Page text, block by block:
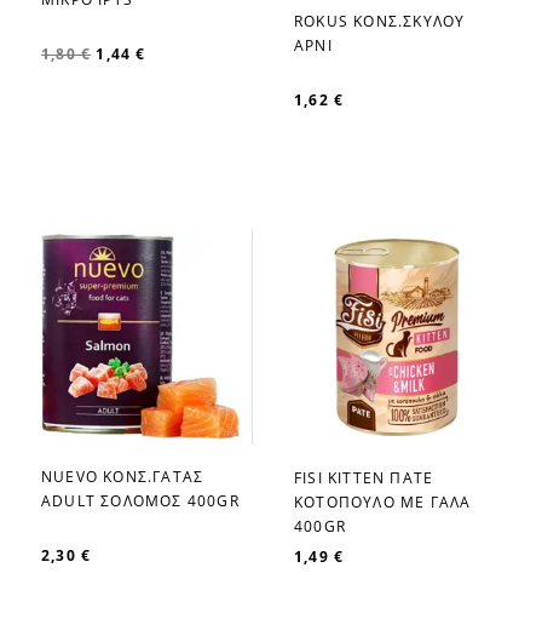
1,80 € 1,44 €
favorite_border
ROKUS ΚΟΝΣ.ΣΚΥΛΟΥ
ΑΡΝΙ
1,62 €
favorite_border
NUEVO ΚΟΝΣ.ΓΑΤΑΣ
ADULT ΣΟΛΟΜΟΣ 400GR
2,30 €
favorite_border
FISI KITTEN ΠΑΤΕ
ΚΟΤΟΠΟΥΛΟ ΜΕ ΓΑΛΑ
400GR
1,49 €